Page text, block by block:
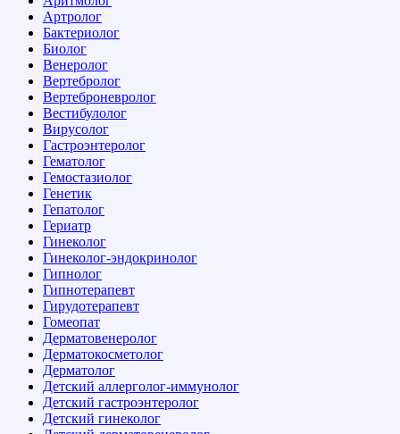
Артролог
Бактериолог
Биолог
Венеролог
Вертебролог
Вертеброневролог
Вестибулолог
Вирусолог
Гастроэнтеролог
Гематолог
Гемостазиолог
Генетик
Гепатолог
Гериатр
Гинеколог
Гинеколог-эндокринолог
Гипнолог
Гипнотерапевт
Гирудотерапевт
Гомеопат
Дерматовенеролог
Дерматокосметолог
Дерматолог
Детский аллерголог-иммунолог
Детский гастроэнтеролог
Детский гинеколог